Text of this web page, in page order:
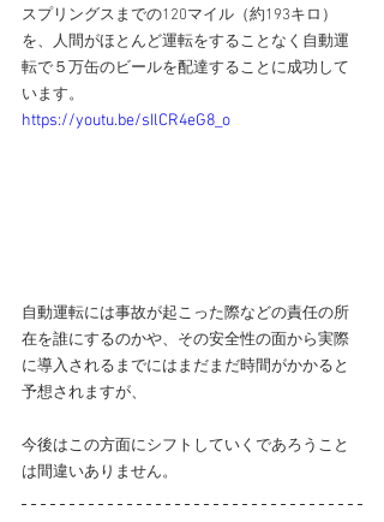
スプリングスまでの120マイル（約193キロ）
を、人間がほとんど運転をすることなく自動運
転で５万缶のビールを配達することに成功して
います。
https://youtu.be/sIlCR4eG8_o
自動運転には事故が起こった際などの責任の所
在を誰にするのかや、その安全性の面から実際
に導入されるまでにはまだまだ時間がかかると
予想されますが、
今後はこの方面にシフトしていくであろうこと
は間違いありません。